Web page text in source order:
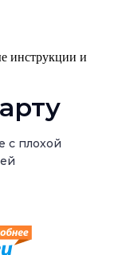
инструкции и
с плохой